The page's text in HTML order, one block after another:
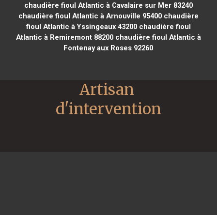
chaudière fioul Atlantic à Cavalaire sur Mer 83240
chaudière fioul Atlantic à Arnouville 95400chaudière
fioul Atlantic à Yssingeaux 43200chaudière fioul
Atlantic à Remiremont 88200chaudière fioul Atlantic à
Fontenay aux Roses 92260
Artisan
d'intervention